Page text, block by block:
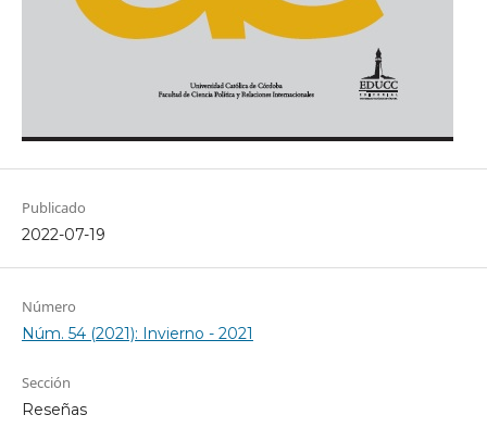
Publicado
2022-07-19
Número
Núm. 54 (2021): Invierno - 2021
Sección
Reseñas